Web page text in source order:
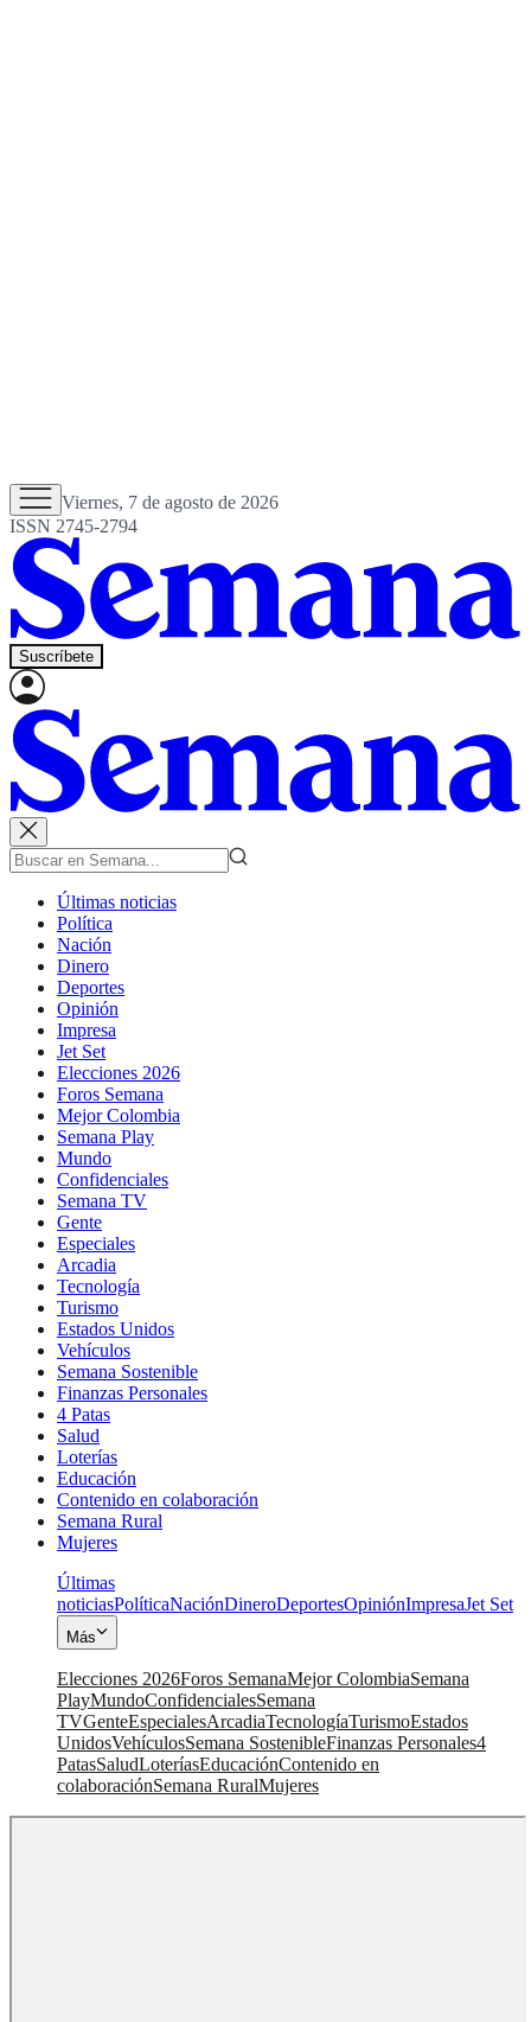
Viernes, 7 de agosto de 2026
ISSN 2745-2794
Suscríbete
Últimas noticias
Política
Nación
Dinero
Deportes
Opinión
Impresa
Jet Set
Elecciones 2026
Foros Semana
Mejor Colombia
Semana Play
Mundo
Confidenciales
Semana TV
Gente
Especiales
Arcadia
Tecnología
Turismo
Estados Unidos
Vehículos
Semana Sostenible
Finanzas Personales
4 Patas
Salud
Loterías
Educación
Contenido en colaboración
Semana Rural
Mujeres
Últimas
noticiasPolíticaNaciónDineroDeportesOpiniónImpresaJet Set
Más
Elecciones 2026Foros SemanaMejor ColombiaSemana
PlayMundoConfidencialesSemana
TVGenteEspecialesArcadiaTecnologíaTurismoEstados
UnidosVehículosSemana SostenibleFinanzas Personales4
PatasSaludLoteríasEducaciónContenido en
colaboraciónSemana RuralMujeres